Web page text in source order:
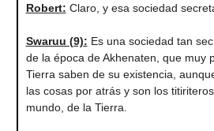
Robert: Claro, y esa sociedad
Swaruu (9): Es una sociedad tan
de la época de Akhenaten, que muy
Tierra saben de su existencia,
las cosas por atrás y son los
mundo, de la Tierra.